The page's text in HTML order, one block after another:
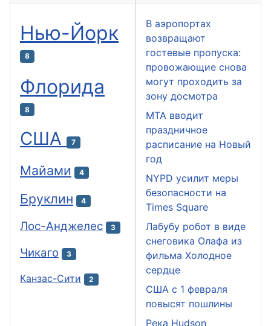
Нью-Йорк
8
Флорида
8
США 7
Майами 4
Бруклин 4
Лос-Анджелес 3
Чикаго 3
Канзас-Сити 2
В аэропортах
возвращают
гостевые пропуска:
провожающие снова
могут проходить за
зону досмотра
MTA вводит
праздничное
расписание на Новый
год
NYPD усилит меры
безопасности на
Times Square
Лабубу робот в виде
снеговика Олафа из
фильма Холодное
сердце
США с 1 февраля
повысят пошлины
Река Hudson